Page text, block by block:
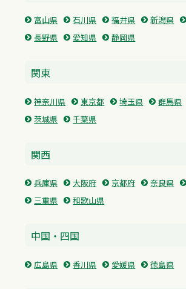
富山県 石川県 福井県 新潟県
長野県
愛知県 静岡県
関東
神奈川県 東京都 埼玉県 群馬県
茨城県
千葉県
関西
兵庫県 大阪府 京都府 奈良県
三重県
和歌山県
中国・四国
広島県 香川県 愛媛県 徳島県